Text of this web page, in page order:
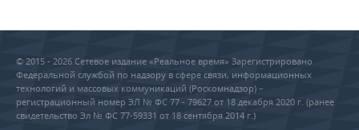
© 2015 - 2026 Сетевое издание «Реальное время» Зарегистрировано
Федеральной службой по надзору в сфере связи, информационных
технологий и массовых коммуникаций (Роскомнадзор) –
регистрационный номер ЭЛ № ФС 77 - 79627 от 18 декабря 2020 г. (ранее
свидетельство Эл № ФС 77-59331 от 18 сентября 2014 г.)